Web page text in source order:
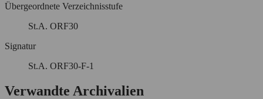
Übergeordnete Verzeichnisstufe
St.A. ORF30
Signatur
St.A. ORF30-F-1
Verwandte Archivalien